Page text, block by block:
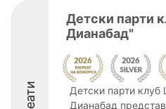
Детски парти
Дианабад"
Детски парти клуб
Дианабад